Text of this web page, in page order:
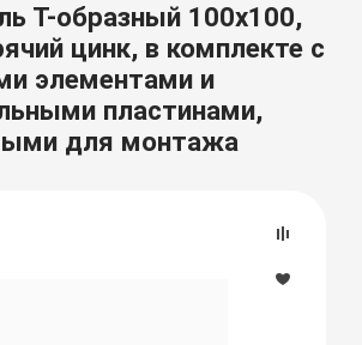
Т-образный 100х100,
цинк, в комплекте с
элементами и
пластинами,
для монтажа